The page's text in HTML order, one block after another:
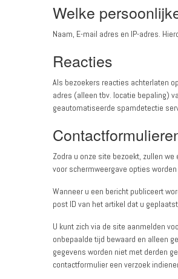
Welke
Naam, E-mail adres en IP-adres.
Reacties
Als bezoekers reacties achterlaten
adres (alleen tbv. locatie bepaling)
geautomatiseerde spamdetectie
Zodra u onze site bezoekt, zullen
voor schermweergave opties
Wanneer u een bericht publiceert
post ID van het artikel dat u
U kunt zich via de site aanmelden
onbepaalde tijd bewaard en alleen
gegevens worden niet met derden
contactformulier een verzoek